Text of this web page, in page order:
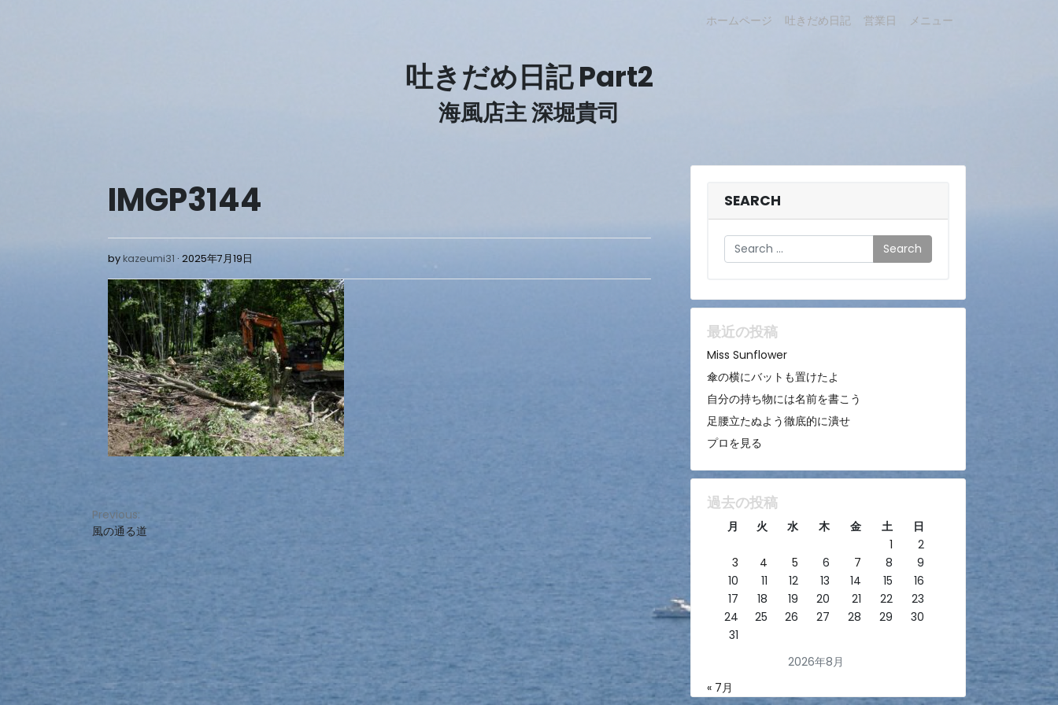
ホームページ 吐きだめ日記 営業日 メニュー
吐きだめ日記 Part2
海風店主 深堀貴司
IMGP3144
bykazeumi31 2025年7月19日
7
月
19
日
投
稿
ナ
ビ
ゲ
ー
シ
Previous:
風の通る道
SEARCH
Search
最近の投稿
Miss Sunflower
傘の横にバットも置けたよ
自分の持ち物には名前を書こう
足腰立たぬよう徹底的に潰せ
プロを見る
過去の投稿
2026年8月
月 火 水 木 金 土
日
1
2
3
4 5 6 7 8
9
10
11 12 13 14 15
16
17
18 19 20 21 22
23
24
25 26 27 28 29
30
31
« 7月